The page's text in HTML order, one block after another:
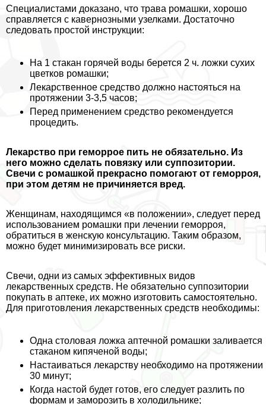
Специалистами доказано, что трава ромашки, хорошо
справляется с кавернозными узелками. Достаточно
следовать простой инструкции:
На 1 стакан горячей воды берется 2 ч. ложки сухих
цветков ромашки;
Лекарственное средство должно настояться на
протяжении 3-3,5 часов;
Перед применением средство рекомендуется
процедить.
Лекарство при геморрое пить не обязательно. Из
него можно сделать повязку или суппозитории.
Свечи с ромашкой прекрасно помогают от геморроя,
при этом детям не причиняется вред.
Женщинам, находящимся «в положении», следует перед
использованием ромашки при лечении геморроя,
обратиться в женскую консультацию. Таким образом,
можно будет минимизировать все риски.
Свечи, одни из самых эффективных видов
лекарственных средств. Не обязательно суппозитории
покупать в аптеке, их можно изготовить самостоятельно.
Для приготовления лекарственных средств необходимы:
Одна столовая ложка аптечной ромашки заливается
стаканом кипяченой воды;
Настаиваться лекарству необходимо на протяжении
30 минут;
Когда настой будет готов, его следует разлить по
формам и заморозить в холодильнике;